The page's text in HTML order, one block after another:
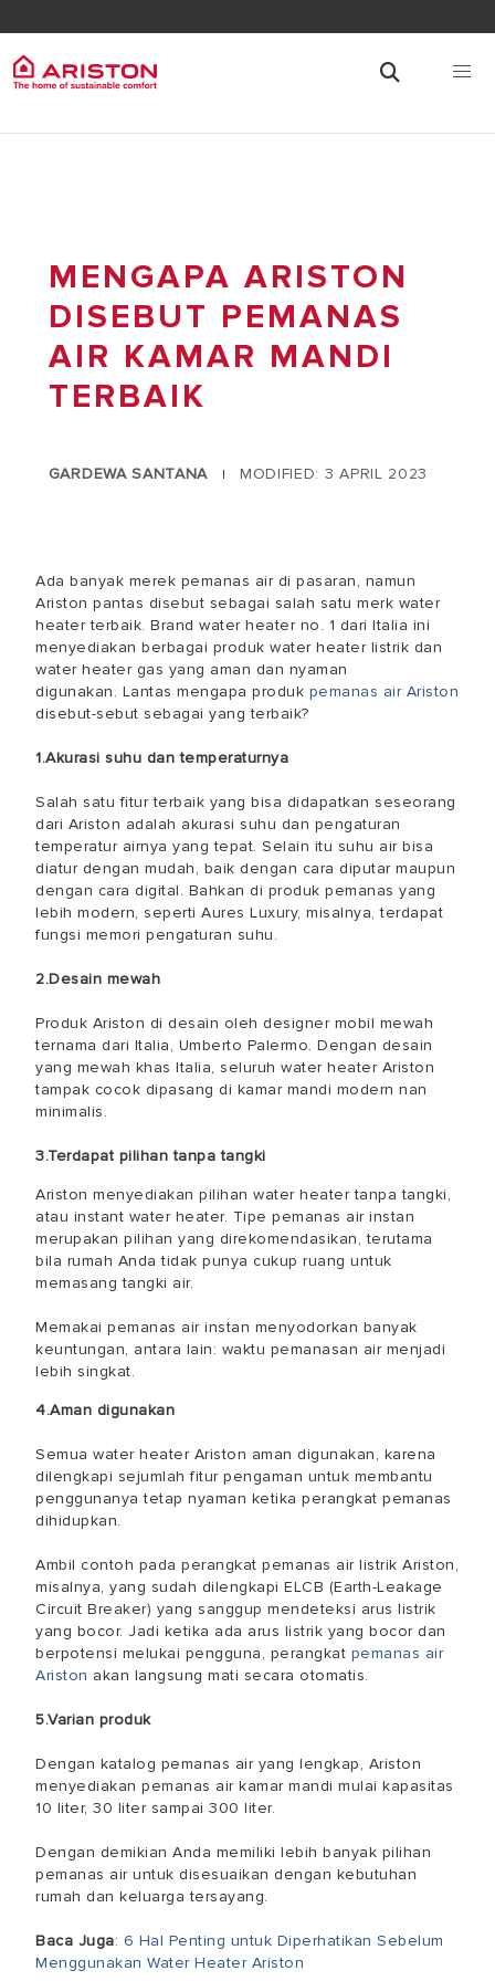
MENGAPA ARISTON
DISEBUT PEMANAS
AIR KAMAR MANDI
TERBAIK
GARDEWA SANTANA | MODIFIED: 3 APRIL 2023
Ada banyak merek pemanas air di pasaran, namun
Ariston pantas disebut sebagai salah satu merk water
heater terbaik. Brand water heater no. 1 dari Italia ini
menyediakan berbagai produk water heater listrik dan
water heater gas yang aman dan nyaman
digunakan. Lantas mengapa produk pemanas air Ariston
disebut-sebut sebagai yang terbaik?
1.Akurasi suhu dan temperaturnya
Salah satu fitur terbaik yang bisa didapatkan seseorang
dari Ariston adalah akurasi suhu dan pengaturan
temperatur airnya yang tepat. Selain itu suhu air bisa
diatur dengan mudah, baik dengan cara diputar maupun
dengan cara digital. Bahkan di produk pemanas yang
lebih modern, seperti Aures Luxury, misalnya, terdapat
fungsi memori pengaturan suhu.
2.Desain mewah
Produk Ariston di desain oleh designer mobil mewah
ternama dari Italia, Umberto Palermo. Dengan desain
yang mewah khas Italia, seluruh water heater Ariston
tampak cocok dipasang di kamar mandi modern nan
minimalis.
3.Terdapat pilihan tanpa tangki
Ariston menyediakan pilihan water heater tanpa tangki,
atau instant water heater. Tipe pemanas air instan
merupakan pilihan yang direkomendasikan, terutama
bila rumah Anda tidak punya cukup ruang untuk
memasang tangki air.
Memakai pemanas air instan menyodorkan banyak
keuntungan, antara lain: waktu pemanasan air menjadi
lebih singkat.
4.Aman digunakan
Semua water heater Ariston aman digunakan, karena
dilengkapi sejumlah fitur pengaman untuk membantu
penggunanya tetap nyaman ketika perangkat pemanas
dihidupkan.
Ambil contoh pada perangkat pemanas air listrik Ariston,
misalnya, yang sudah dilengkapi ELCB (Earth-Leakage
Circuit Breaker) yang sanggup mendeteksi arus listrik
yang bocor. Jadi ketika ada arus listrik yang bocor dan
berpotensi melukai pengguna, perangkat pemanas air
Ariston akan langsung mati secara otomatis.
5.Varian produk
Dengan katalog pemanas air yang lengkap, Ariston
menyediakan pemanas air kamar mandi mulai kapasitas
10 liter, 30 liter sampai 300 liter.
Dengan demikian Anda memiliki lebih banyak pilihan
pemanas air untuk disesuaikan dengan kebutuhan
rumah dan keluarga tersayang.
Baca Juga: 6 Hal Penting untuk Diperhatikan Sebelum
Menggunakan Water Heater Ariston